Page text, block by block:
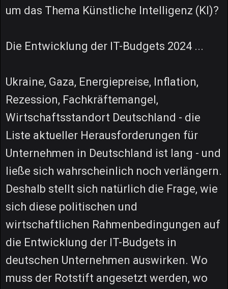
um das Thema Künstliche Intelligenz (KI)?
Die Entwicklung der IT-Budgets 2024 ...
Ukraine, Gaza, Energiepreise, Inflation,
Rezession, Fachkräftemangel,
Wirtschaftsstandort Deutschland - die
Liste aktueller Herausforderungen für
Unternehmen in Deutschland ist lang - und
ließe sich wahrscheinlich noch verlängern.
Deshalb stellt sich natürlich die Frage, wie
sich diese politischen und
wirtschaftlichen Rahmenbedingungen auf
die Entwicklung der IT-Budgets in
deutschen Unternehmen auswirken. Wo
muss der Rotstift angesetzt werden, wo